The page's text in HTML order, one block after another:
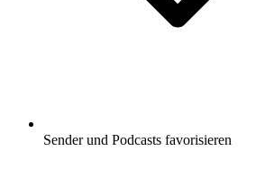
Sender und Podcasts favorisieren